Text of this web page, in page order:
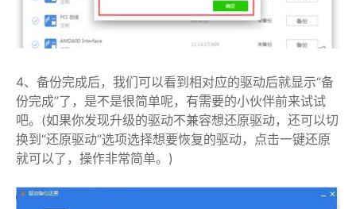
4、备份完成后，我们可以看到相对应的驱动后就显示“备
份完成”了，是不是很简单呢，有需要的小伙伴前来试试
吧。(如果你发现升级的驱动不兼容想还原驱动，还可以切
换到“还原驱动”选项选择想要恢复的驱动，点击一键还原
就可以了，操作非常简单。)